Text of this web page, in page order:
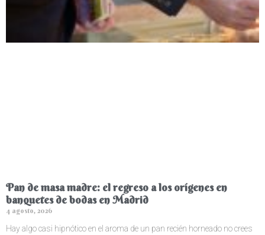
Pan de masa madre: el regreso a los orígenes en
banquetes de bodas en Madrid
4 agosto, 2026
Hay algo casi hipnótico en el aroma de un pan recién horneado no crees